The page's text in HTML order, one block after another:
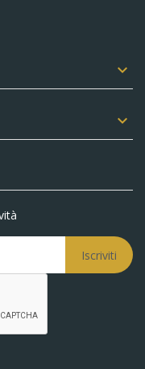


Iscriviti